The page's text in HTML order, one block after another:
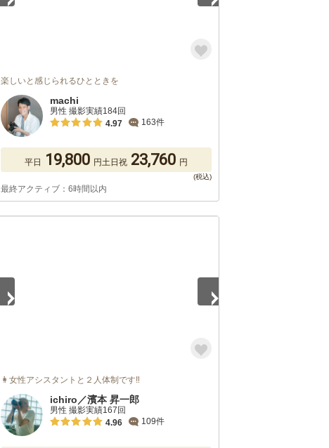
楽しいと感じられるひとときを
machi
男性 撮影実績184回
4.97
163件
平日 19,800 円土日祝 23,760 円
最終アクティブ：6時間以内
👩‍女性アシスタントと２人体制です‼️
ichiro／濱本 昇一郎
男性 撮影実績167回
4.96
109件